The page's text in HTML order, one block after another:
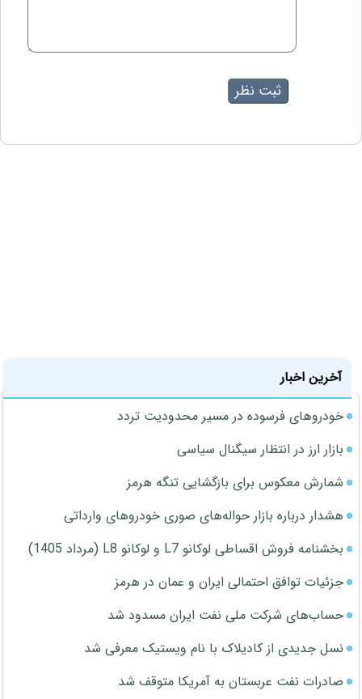
آخرین اخبار
خودروهای فرسوده در مسیر محدودیت تردد
بازار ارز در انتظار سیگنال سیاسی
شمارش معکوس برای بازگشایی تنگه هرمز
هشدار درباره بازار حواله‌های صوری خودروهای وارداتی
بخشنامه فروش اقساطی لوکانو L7 و لوکانو L8 (مرداد 1405)
جزئیات توافق احتمالی ایران و عمان در هرمز
حساب‌های شرکت ملی نفت ایران مسدود شد
نسل جدیدی از کادیلاک با نام ویستیک معرفی شد
صادرات نفت عربستان به آمریکا متوقف شد